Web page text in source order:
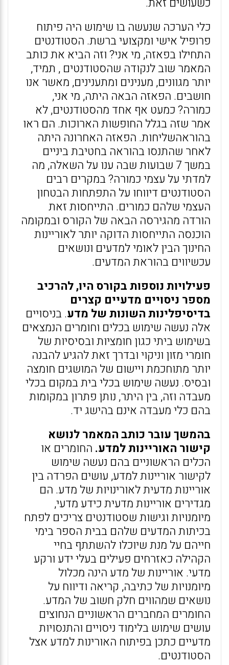
כלי הערכה שנעשה בו שימוש היה פיתוח
פרופיל אישי ומקצועי ברשת. הסטודנטים
התחילו בפאזה, מי אני? וזה הביא את כותב
המאמר שוב לנקודה שהסטודנטים , תמיד,
יותר מגוונים, מענינים ומתענינים, מאשר אנו
חושבים. הפאזה הבאה היתה, מי אני,
כמורה? כמעט אף אחד מהסטודנטים, לא
אמר שזה בגלל החופשות הארוכות. הם ראו
בהוראהשליחות. הפאזה האחרונה היתה
לאחר שהתנסו בהוראה בחטיבת ביניים
במשך 7 שבועות שבה ענו על השאלה, מה
למדתי על עצמי כמורה? במקרים רבים
הסטודנטים דיווחו על התפתחות הבטחון
העצמי שלהם כמורים. התייחסות זאת
הורדה מהגירסה הבאה של הקורס ובמקומה
הוכנסה התייחסות הדוקה יותר לאוריינות
החינוך הבין לאומי למדעים ונושאים
עכשיווים בהוראת המדעים.
פעילויות נוספות בקורס היו, להרכיב
מספר ניסויים מדעיים קצרים
בדיסיפלינות השונות של מדע. בניסויים
אלה נעשה שימוש בכלים וחומרים הנמצאים
בשימוש ביתי כגון חומציות ובסיסיות של
חומרי מזון וניקוי ובדרך זאת להגיע להבנה
יותר מתוחכמת ויישום של המושגים חומצה
ובסיס. נעשה שימוש בכלי בית במקום בכלי
מעבדה וזה, בין היתר, נותן פתרון במקומות
בהם כלי מעבדה אינם בהישג יד.
בהמשך עובר כותב המאמר לנושא
קישור האוריינות למדע. החומרים או
הכלים הראשוניים בהם נעשה שימוש
לקישור אוריינות למדע, עושים הפרדה בין
אוריינות מדעית לאורינויות של מדע. הם
מגדירים אוריינות מדעית כידע מדעי,
מיומנויות וגישות שסטודנטים צריכים לפתח
בכיתות המדעים שלהם בבית הספר בימי
חייהם על מנת שיוכלו להשתתף בחיי
הקהילה כאזרחים פעילים בעלי ידע ורקע
מדעי. אוריינות של מדע הינה מכלול
מיומנויות של כתיבה, קריאה ודיווח על
נושאים שמהווים חלק חשוב של המדע.
החומרים המחברים הראשוניים הנחוצים
עושים שימוש בלימוד ניסויים והתנסויות
מדעיים כתכן בפיתוח האורינות למדע אצל
הסטודנטים.